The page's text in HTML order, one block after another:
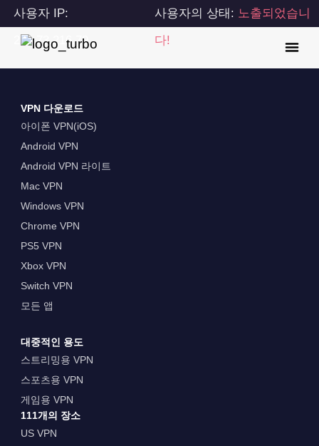
사용자 IP:
216.73.216.79
사용자의 상태: 노출되었습니
다!
VPN 다운로드
아이폰 VPN(iOS)
Android VPN
Android VPN 라이트
Mac VPN
Windows VPN
Chrome VPN
PS5 VPN
Xbox VPN
Switch VPN
모든 앱
대중적인 용도
스트리밍용 VPN
스포츠용 VPN
게임용 VPN
111개의 장소
US VPN